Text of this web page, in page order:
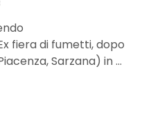
fiera di fumetti, dopo
Sarzana) in …